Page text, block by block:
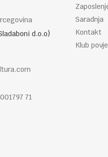
d.o.o)
71
Saradnja
Kontakt
Klub